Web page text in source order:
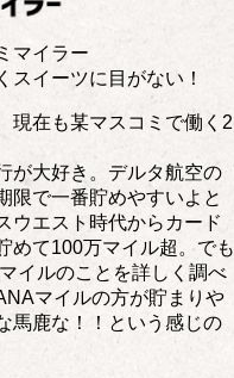
マイラー
スイーツに目がない！
現在も某マスコミで働く2
が大好き。デルタ航空の
限で一番貯めやすいよと
ウエスト時代からカード
めて100万マイル超。でも
イルのことを詳しく調べ
マイルの方が貯まりや
馬鹿な！！という感じの